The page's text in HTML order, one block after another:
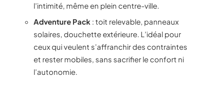
l’intimité, même en plein centre-ville.
Adventure Pack : toit relevable, panneaux
solaires, douchette extérieure. L’idéal pour
ceux qui veulent s’affranchir des contraintes
et rester mobiles, sans sacrifier le confort ni
l’autonomie.